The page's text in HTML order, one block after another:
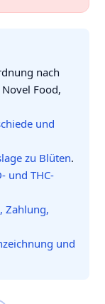
nach
Food,
und
zu Blüten.
und THC-
Zahlung,
und